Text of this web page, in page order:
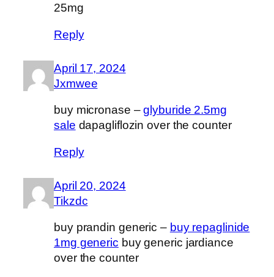
25mg
Reply
April 17, 2024
Jxmwee
buy micronase –glyburide 2.5mg
sale dapagliflozin over the counter
Reply
April 20, 2024
Tikzdc
buy prandin generic – buy repaglinide
1mg generic buy generic jardiance
over the counter